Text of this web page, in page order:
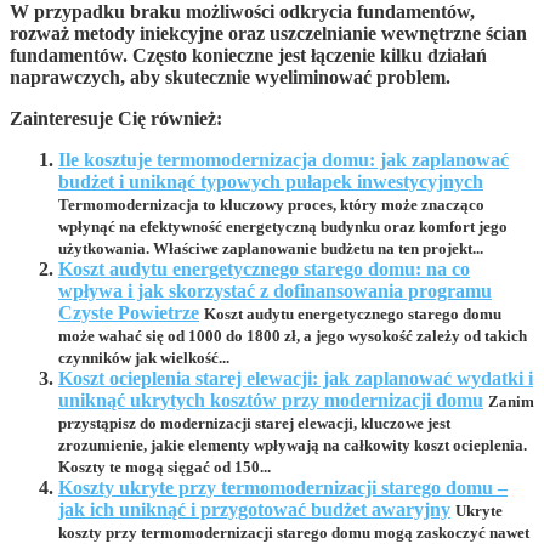
W przypadku braku możliwości odkrycia fundamentów,
rozważ metody iniekcyjne oraz uszczelnianie wewnętrzne ścian
fundamentów. Często konieczne jest łączenie kilku działań
naprawczych, aby skutecznie wyeliminować problem.
Zainteresuje Cię również:
Ile kosztuje termomodernizacja domu: jak zaplanować
budżet i uniknąć typowych pułapek inwestycyjnych
Termomodernizacja to kluczowy proces, który może znacząco
wpłynąć na efektywność energetyczną budynku oraz komfort jego
użytkowania. Właściwe zaplanowanie budżetu na ten projekt...
Koszt audytu energetycznego starego domu: na co
wpływa i jak skorzystać z dofinansowania programu
Czyste Powietrze Koszt audytu energetycznego starego domu
może wahać się od 1000 do 1800 zł, a jego wysokość zależy od takich
czynników jak wielkość...
Koszt ocieplenia starej elewacji: jak zaplanować wydatki i
uniknąć ukrytych kosztów przy modernizacji domu Zanim
przystąpisz do modernizacji starej elewacji, kluczowe jest
zrozumienie, jakie elementy wpływają na całkowity koszt ocieplenia.
Koszty te mogą sięgać od 150...
Koszty ukryte przy termomodernizacji starego domu –
jak ich uniknąć i przygotować budżet awaryjny Ukryte
koszty przy termomodernizacji starego domu mogą zaskoczyć nawet